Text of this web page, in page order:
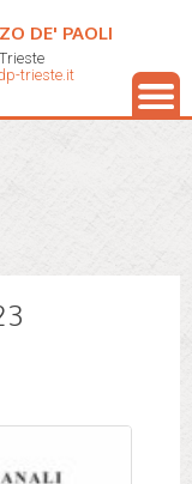
DE' PAOLI
trieste.it